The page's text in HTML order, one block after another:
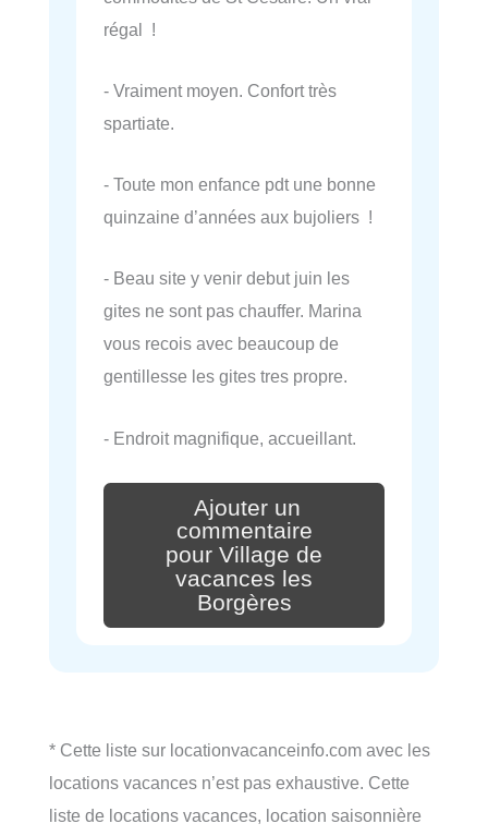
régal !
- Vraiment moyen. Confort très
spartiate.
- Toute mon enfance pdt une bonne
quinzaine d’années aux bujoliers !
- Beau site y venir debut juin les
gites ne sont pas chauffer. Marina
vous recois avec beaucoup de
gentillesse les gites tres propre.
- Endroit magnifique, accueillant.
Ajouter un
commentaire
pour Village de
vacances les
Borgères
* Cette liste sur locationvacanceinfo.com avec les
locations vacances n’est pas exhaustive. Cette
liste de locations vacances, location saisonnière